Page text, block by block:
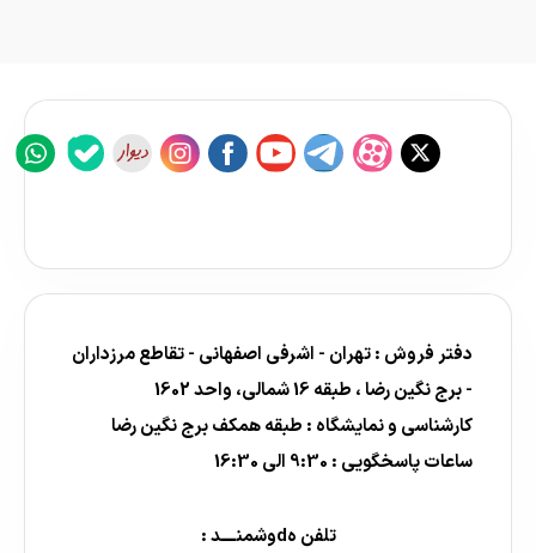
دفتر فروش : تهران - اشرفی اصفهانی - تقاطع مرزداران
- برج نگین رضا ، طبقه 16 شمالی، واحد 1602
کارشناسی و نمایشگاه : طبقه همکف برج نگین رضا
ساعات پاسخگویی : 9:30 الی 16:30
تلفن هdوشمنــــد :